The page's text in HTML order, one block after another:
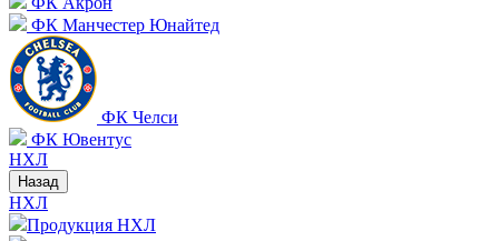
ФК Манчестер Юнайтед
ФК Челси
ФК Ювентус
НХЛ
Назад
НХЛ
Продукция НХЛ